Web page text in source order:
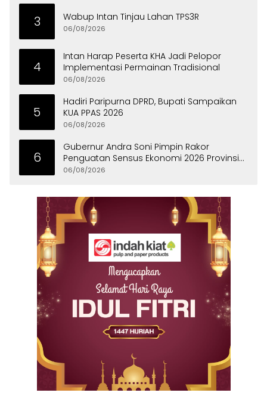
3 Wabup Intan Tinjau Lahan TPS3R
06/08/2026
4
Intan Harap Peserta KHA Jadi Pelopor
Implementasi Permainan Tradisional
06/08/2026
5
Hadiri Paripurna DPRD, Bupati Sampaikan
KUA PPAS 2026
06/08/2026
6
Gubernur Andra Soni Pimpin Rakor
Penguatan Sensus Ekonomi 2026 Provinsi
Banten
06/08/2026